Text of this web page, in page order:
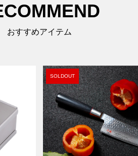
おすすめアイテム
SOLDOUT